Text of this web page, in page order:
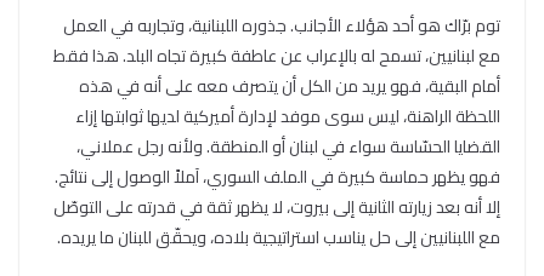
توم برّاك هو أحد هؤلاء الأجانب. جذوره اللبنانية، وتجاربه في العمل
مع لبنانيين، تسمح له بالإعراب عن عاطفة كبيرة تجاه البلد. هذا فقط
أمام البقية، فهو يريد من الكل أن يتصرف معه على أنه في هذه
اللحظة الراهنة، ليس سوى موفد لإدارة أميركية لديها ثوابتها إزاء
القضايا الحسّاسة سواء في لبنان أو المنطقة. ولأنه رجل عملاني،
فهو يظهر حماسة كبيرة في الملف السوري، آملاً الوصول إلى نتائج.
إلا أنه بعد زيارته الثانية إلى بيروت، لا يظهر ثقة في قدرته على التوصّل
مع اللبنانيين إلى حل يناسب استراتيجية بلاده، ويحقّق للبنان ما يريده.